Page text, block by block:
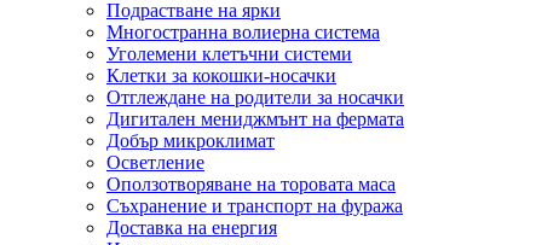
Подрастване на ярки
Многостранна волиерна система
Уголемени клетъчни системи
Клетки за кокошки-носачки
Отглеждане на родители за носачки
Дигитален мениджмънт на фермата
Добър микроклимат
Осветление
Оползотворяване на торовата маса
Съхранение и транспорт на фуража
Доставка на енергия